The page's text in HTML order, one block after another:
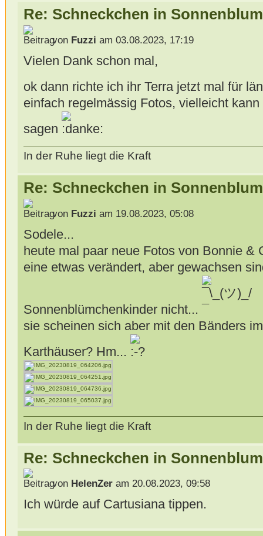
Re: Schneckchen in
von Fuzzi am 03.08.2023, 17:19
Vielen Dank schon mal,
ok dann richte ich ihr Terra jetzt mal für
einfach regelmässig Fotos, vielleicht
sagen
In der Ruhe liegt die Kraft
Re: Schneckchen in
von Fuzzi am 19.08.2023, 05:08
Sodele...
heute mal paar neue Fotos von Bonnie &
eine etwas verändert, aber gewachsen
Sonnenblümchenkinder nicht...
sie scheinen sich aber mit den Bänders
Karthäuser? Hm...
In der Ruhe liegt die Kraft
Re: Schneckchen in
von HelenZeram 20.08.2023, 09:58
Ich würde auf Cartusiana tippen.